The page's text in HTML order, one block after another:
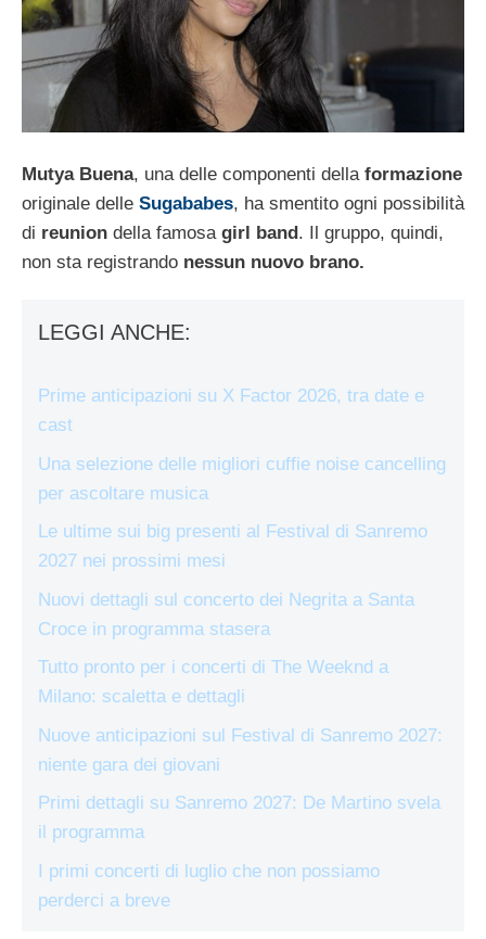
Mutya Buena, una delle componenti della formazione
originale delle Sugababes, ha smentito ogni possibilità
di reunion della famosa girl band . Il gruppo, quindi,
non sta registrando nessun nuovo brano.
LEGGI ANCHE:
Prime anticipazioni su X Factor 2026, tra date e
cast
Una selezione delle migliori cuffie noise cancelling
per ascoltare musica
Le ultime sui big presenti al Festival di Sanremo
2027 nei prossimi mesi
Nuovi dettagli sul concerto dei Negrita a Santa
Croce in programma stasera
Tutto pronto per i concerti di The Weeknd a
Milano: scaletta e dettagli
Nuove anticipazioni sul Festival di Sanremo 2027:
niente gara dei giovani
Primi dettagli su Sanremo 2027: De Martino svela
il programma
I primi concerti di luglio che non possiamo
perderci a breve